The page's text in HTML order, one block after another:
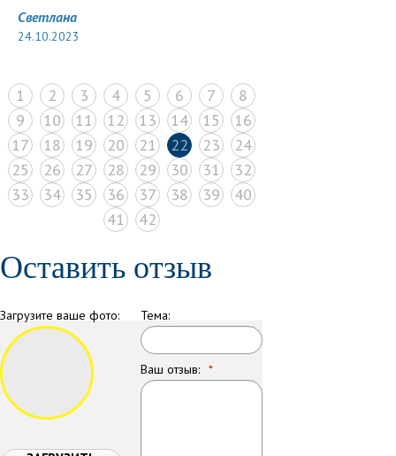
Светлана
24.10.2023
1 2 3 4 5 6 7
8
9
10 11 12 13 14 15
16
17
18 19 20 21 22 23
24
25
26 27 28 29 30 31
32
33
34 35 36 37 38 39
40
41
42
Оставить отзыв
Загрузите ваше фото: Тема:
Ваш отзыв: *